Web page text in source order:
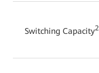
Switching Capacity2